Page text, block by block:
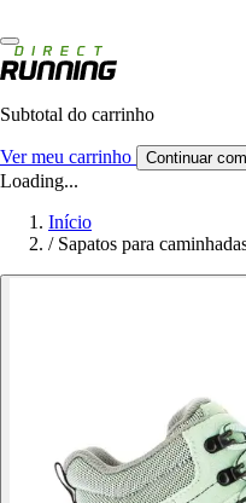
Subtotal do carrinho
Ver meu carrinho Continuar
Loading...
Início
/ Sapatos para